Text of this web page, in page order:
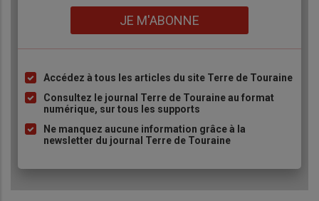
JE M'ABONNE
Liste
à
puce
Accédez à tous les articles du site Terre de Touraine
Consultez le journal Terre de Touraine au format
numérique, sur tous les supports
Ne manquez aucune information grâce à la
newsletter du journal Terre de Touraine